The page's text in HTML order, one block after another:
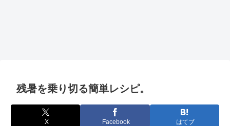
残暑を乗り切る簡単レシピ。
X Facebook はてブ